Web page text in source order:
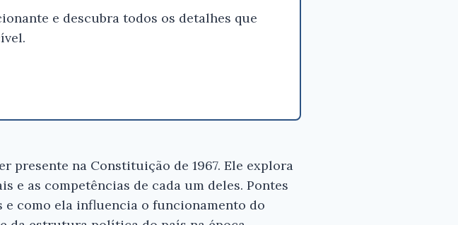
e descubra todos os detalhes que
na Constituição de 1967. Ele explora
e as competências de cada um deles. Pontes
como ela influencia o funcionamento do
na Amazon